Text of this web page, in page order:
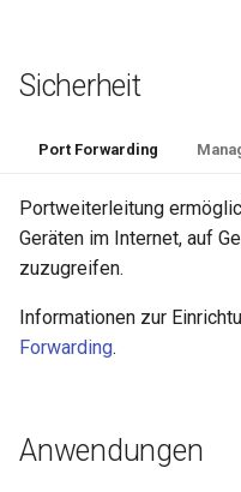
Sicherheit
Port Forwarding
Portweiterleitung
Geräten im Internet, auf
zuzugreifen.
Informationen zur
Forwarding.
Anwendungen